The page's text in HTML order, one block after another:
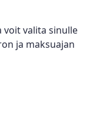
voit valita sinulle
ja maksuajan